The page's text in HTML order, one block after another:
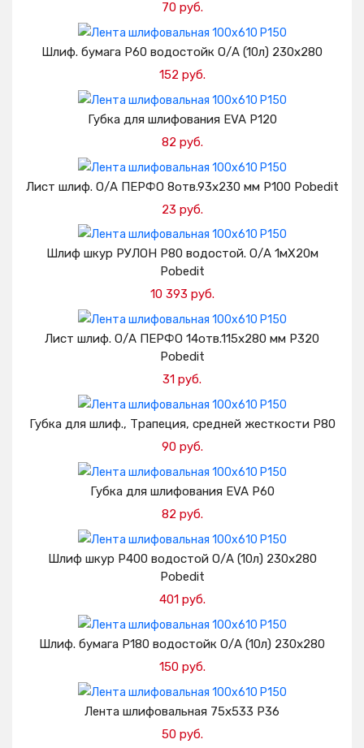
70 руб.
Добавить в корзину
Шлиф. бумага Р60 водостойк О/А (10л) 230х280
152 руб.
Добавить в корзину
Губка для шлифования EVA Р120
82 руб.
Добавить в корзину
Лист шлиф. О/А ПЕРФО 8отв.93х230 мм Р100 Pobedit
23 руб.
Добавить в корзину
Шлиф шкур РУЛОН Р80 водостой. О/А 1мХ20м
Pobedit
10 393 руб.
Добавить в корзину
Лист шлиф. О/А ПЕРФО 14отв.115х280 мм Р320
Pobedit
31 руб.
Добавить в корзину
Губка для шлиф., Трапеция, средней жесткости Р80
90 руб.
Добавить в корзину
Губка для шлифования EVA Р60
82 руб.
Добавить в корзину
Шлиф шкур Р400 водостой О/А (10л) 230х280
Pobedit
401 руб.
Добавить в корзину
Шлиф. бумага Р180 водостойк О/А (10л) 230х280
150 руб.
Добавить в корзину
Лента шлифовальная 75х533 Р36
50 руб.